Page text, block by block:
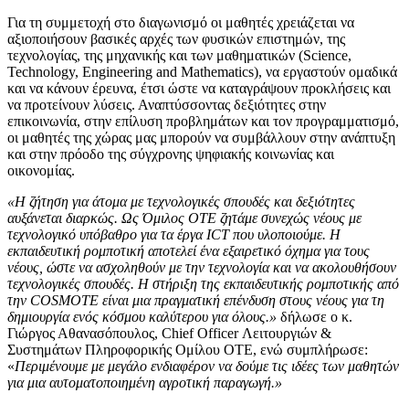
Για τη συμμετοχή στο διαγωνισμό οι μαθητές χρειάζεται να
αξιοποιήσουν βασικές αρχές των φυσικών επιστημών, της
τεχνολογίας, της μηχανικής και των μαθηματικών (Science,
Technology, Engineering and Mathematics), να εργαστούν ομαδικά
και να κάνουν έρευνα, έτσι ώστε να καταγράψουν προκλήσεις και
να προτείνουν λύσεις. Αναπτύσσοντας δεξιότητες στην
επικοινωνία, στην επίλυση προβλημάτων και τον προγραμματισμό,
οι μαθητές της χώρας μας μπορούν να συμβάλλουν στην ανάπτυξη
και στην πρόοδο της σύγχρονης ψηφιακής κοινωνίας και
οικονομίας.
«Η ζήτηση για άτομα με τεχνολογικές σπουδές και δεξιότητες
αυξάνεται διαρκώς. Ως Όμιλος ΟΤΕ ζητάμε συνεχώς νέους με
τεχνολογικό υπόβαθρο για τα έργα ICTπου υλοποιούμε. Η
εκπαιδευτική ρομποτική αποτελεί ένα εξαιρετικό όχημα για τους
νέους, ώστε να ασχοληθούν με την τεχνολογία και να ακολουθήσουν
τεχνολογικές σπουδές. Η στήριξη της εκπαιδευτικής ρομποτικής από
την COSMOTE είναι μια πραγματική επένδυση στους νέους για τη
δημιουργία ενός κόσμου καλύτερου για όλους.» δήλωσε ο κ.
Γιώργος Αθανασόπουλος, Chief Officer Λειτουργιών &
Συστημάτων Πληροφορικής Ομίλου ΟΤΕ, ενώ συμπλήρωσε:
«Περιμένουμε με μεγάλο ενδιαφέρον να δούμε τις ιδέες των μαθητών
για μια αυτοματοποιημένη αγροτική παραγωγή.»